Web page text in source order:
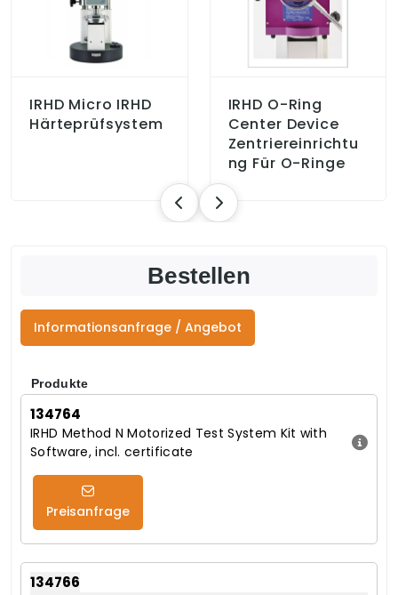
IRHD Micro IRHD
Härteprüfsystem
IRHD O-Ring
Center Device
Zentriereinrichtu
Ng Für O-Ringe
Bestellen
Informationsanfrage / Angebot
Produkte
134764
IRHD Method N Motorized Test System Kit with
Software, incl. certificate
Preisanfrage
134766